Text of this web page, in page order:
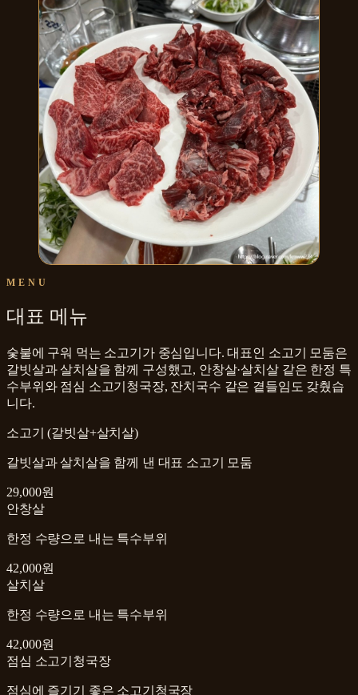
MENU
대표 메뉴
숯불에 구워 먹는 소고기가 중심입니다. 대표인 소고기 모둠은
갈빗살과 살치살을 함께 구성했고, 안창살·살치살 같은 한정 특
수부위와 점심 소고기청국장, 잔치국수 같은 곁들임도 갖췄습
니다.
소고기 (갈빗살+살치살)
갈빗살과 살치살을 함께 낸 대표 소고기 모둠
29,000원
안창살
한정 수량으로 내는 특수부위
42,000원
살치살
한정 수량으로 내는 특수부위
42,000원
점심 소고기청국장
점심에 즐기기 좋은 소고기청국장